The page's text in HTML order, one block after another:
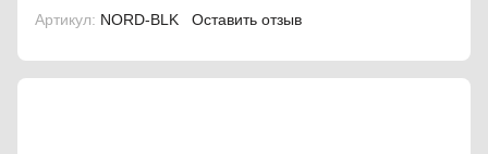
Артикул: NORD-BLK Оставить отзыв